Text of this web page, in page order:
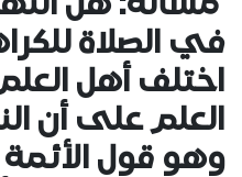
في الصلاة
اختلف أهل
العلم على أن
وهو قول الأئمة